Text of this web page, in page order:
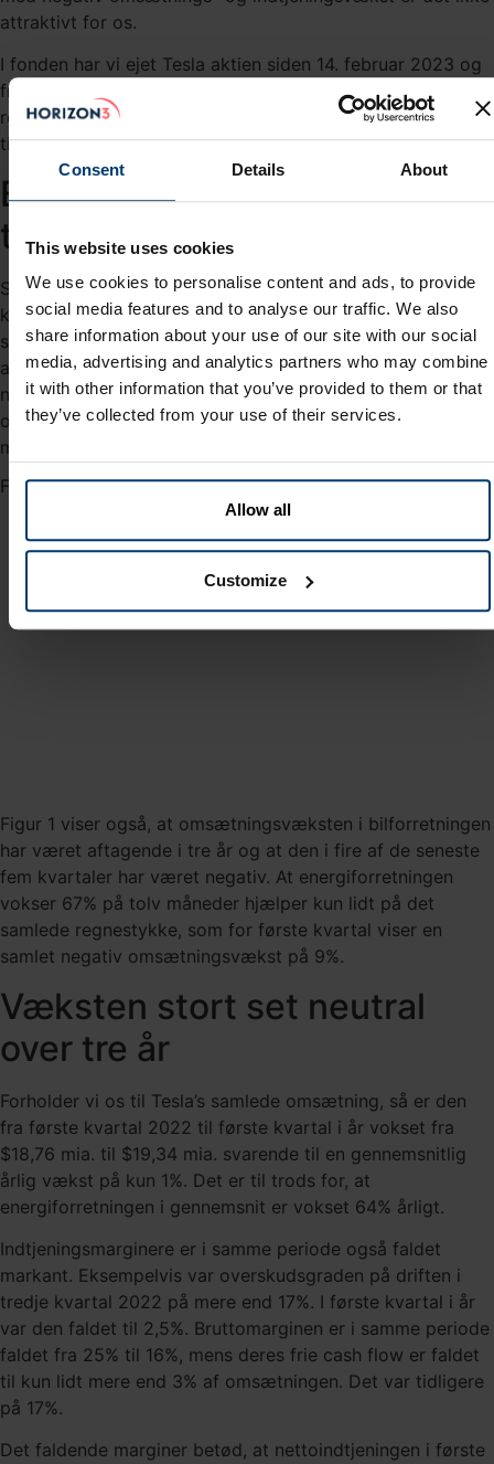
Consent Details About
This website uses cookies
We use cookies to personalise content and ads, to provide
social media features and to analyse our traffic. We also
share information about your use of our site with our social
media, advertising and analytics partners who may combine
it with other information that you’ve provided to them or that
they’ve collected from your use of their services.
Allow all
Customize
attraktivt for os.
I fonden har vi ejet Tesla aktien siden 14. februar 2023 og
frem til fredag, hvor vi solgte de sidste aktier. Med salget
realiserer fonden en samlet gevinst på knap 40% i forhold
til den gennemsnitlige købspris.
Bilsalget er faldet 22% på
tolv måneder
Starter vi med omsætningen, så er den siden første
kvartal sidste år faldet fra $21,3 mia. til $19,3 mia.
svarende til en negativ vækst på 9%. Det var 9% under
analytikernes konsensusestimat, som havde forventet
nulvækst. Forholder vi os kun til bilforretningen, så er
omsætningen som vist i figur 1 herunder faldet fra $16,46
mia. til $12,93 mia. svarende til en negativ vækst på 22%.
Figur 1 - Omsætningen i Tesla's bilforretning
Figur 1 viser også, at omsætningsvæksten i bilforretningen
har været aftagende i tre år og at den i fire af de seneste
fem kvartaler har været negativ. At energiforretningen
vokser 67% på tolv måneder hjælper kun lidt på det
samlede regnestykke, som for første kvartal viser en
samlet negativ omsætningsvækst på 9%.
Væksten stort set neutral
over tre år
Forholder vi os til Tesla’s samlede omsætning, så er den
fra første kvartal 2022 til første kvartal i år vokset fra
$18,76 mia. til $19,34 mia. svarende til en gennemsnitlig
årlig vækst på kun 1%. Det er til trods for, at
energiforretningen i gennemsnit er vokset 64% årligt.
Indtjeningsmarginere er i samme periode også faldet
markant. Eksempelvis var overskudsgraden på driften i
tredje kvartal 2022 på mere end 17%. I første kvartal i år
var den faldet til 2,5%. Bruttomarginen er i samme periode
faldet fra 25% til 16%, mens deres frie cash flow er faldet
til kun lidt mere end 3% af omsætningen. Det var tidligere
på 17%.
Det faldende marginer betød, at nettoindtjeningen i første